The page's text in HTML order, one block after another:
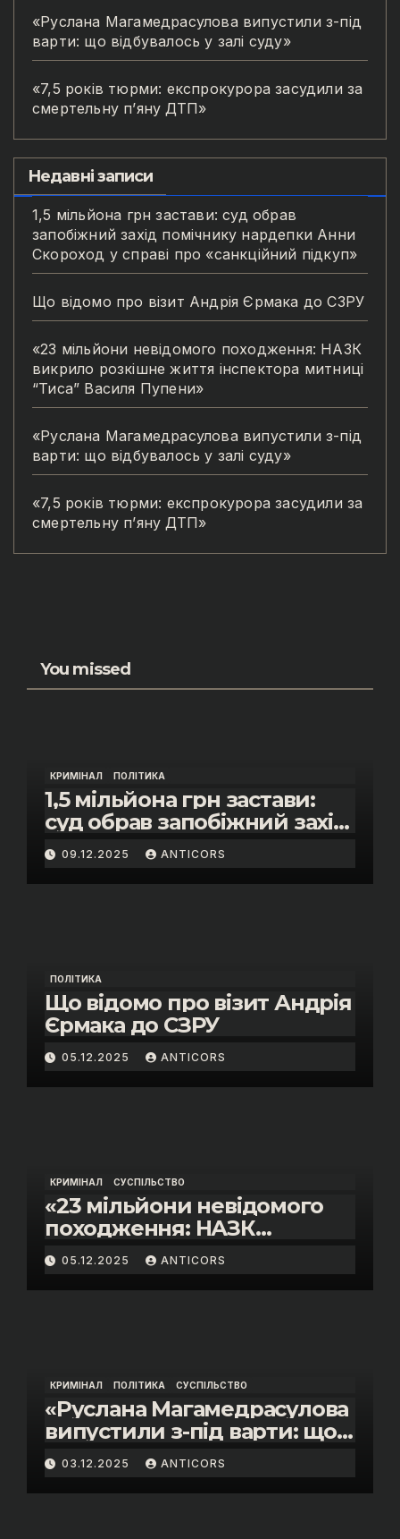
«Руслана Магамедрасулова випустили з-під
варти: що відбувалось у залі суду»
«7,5 років тюрми: експрокурора засудили за
смертельну п’яну ДТП»
Недавні записи
1,5 мільйона грн застави: суд обрав
запобіжний захід помічнику нардепки Анни
Скороход у справі про «санкційний підкуп»
Що відомо про візит Андрія Єрмака до СЗРУ
«23 мільйони невідомого походження: НАЗК
викрило розкішне життя інспектора митниці
“Тиса” Василя Пупени»
«Руслана Магамедрасулова випустили з-під
варти: що відбувалось у залі суду»
«7,5 років тюрми: експрокурора засудили за
смертельну п’яну ДТП»
You missed
КРИМІНАЛ ПОЛІТИКА
1,5 мільйона грн застави:
суд обрав запобіжний захід
помічнику нардепки Анни
Скороход у справі про
«санкційний підкуп»
09.12.2025 ANTICORS
ПОЛІТИКА
Що відомо про візит Андрія
Єрмака до СЗРУ
05.12.2025 ANTICORS
КРИМІНАЛ СУСПІЛЬСТВО
«23 мільйони невідомого
походження: НАЗК
викрило розкішне життя
інспектора митниці “Тиса”
Василя Пупени»
05.12.2025 ANTICORS
КРИМІНАЛ ПОЛІТИКА СУСПІЛЬСТВО
«Руслана Магамедрасулова
випустили з-під варти: що
відбувалось у залі суду»
03.12.2025 ANTICORS